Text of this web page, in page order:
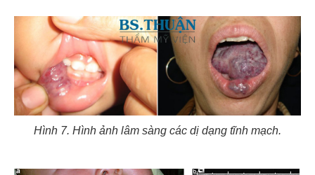
Hình 7. Hình ảnh lâm sàng các dị dạng tĩnh mạch.